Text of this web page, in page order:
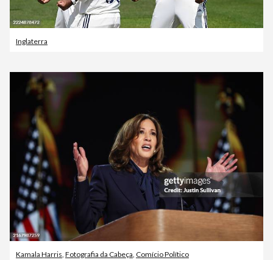
Inglaterra
Kamala Harris, Fotografia da Cabeça, Comício Político